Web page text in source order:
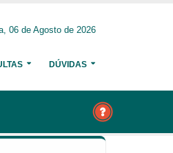
06 de Agosto de 2026
DÚVIDAS